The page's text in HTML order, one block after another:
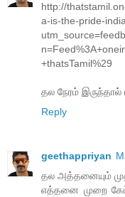
http://
a-is-the-pride-
+thatsTamil%29
தல நேரம் இருந்தால்
Reply
geethappriyan
தல அத்தனையும்
எத்தனை முறை